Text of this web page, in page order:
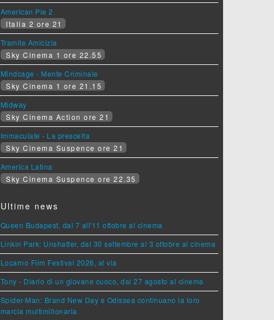
American Pie 2
Italia 2 ore 21
Tramite Amicizia
Sky Cinema 1 ore 22.55
Mindcage - Mente Criminale
Sky Cinema 1 ore 21.15
Midway
Sky Cinema Action ore 21
Immaculate - La prescelta
Sky Cinema Suspence ore 21
America Latina
Sky Cinema Suspence ore 22.35
Ultime news
Queen Budapest, dal 7 all'11 ottobre al cinema
Linkin Park: Unshatter, dal 30 settembre al 3 ottobre al cinema
Locarno Film Festival 2026, al via
Tony - Diario di un giovane cuoco, dal 27 agosto al cinema
Spider-Man: Brand New Day e Odissea continuano la loro
marcia multimilionaria